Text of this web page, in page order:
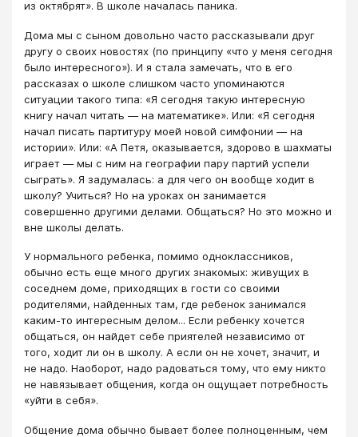
из октябрят». В школе началась паника.
Дома мы с сыном довольно часто рассказывали друг
другу о своих новостях (по принципу «что у меня сегодня
было интересного»). И я стала замечать, что в его
рассказах о школе слишком часто упоминаются
ситуации такого типа: «Я сегодня такую интересную
книгу начал читать ― на математике». Или: «Я сегодня
начал писать партитуру моей новой симфонии ― на
истории». Или: «А Петя, оказывается, здорово в шахматы
играет ― мы с ним на географии пару партий успели
сыграть». Я задумалась: а для чего он вообще ходит в
школу? Учиться? Но на уроках он занимается
совершенно другими делами. Общаться? Но это можно и
вне школы делать.
У нормального ребенка, помимо одноклассников,
обычно есть еще много других знакомых: живущих в
соседнем доме, приходящих в гости со своими
родителями, найденных там, где ребенок занимался
каким-то интересным делом... Если ребенку хочется
общаться, он найдет себе приятелей независимо от
того, ходит ли он в школу. А если он не хочет, значит, и
не надо. Наоборот, надо радоваться тому, что ему никто
не навязывает общения, когда он ощущает потребность
«уйти в себя».
Общение дома обычно бывает более полноценным, чем